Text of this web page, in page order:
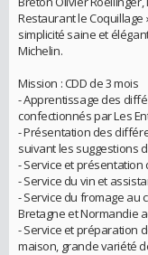
Restaurant le
simplicité saine et
Michelin.
Mission : CDD de 3 mois
- Apprentissage des
confectionnés par Les
- Présentation des
suivant les suggestions
- Service et présentation
- Service du vin et
- Service du fromage au
Bretagne et Normandie
- Service et préparation
maison, grande variété